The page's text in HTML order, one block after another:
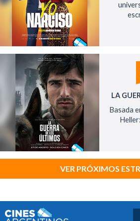
LA
Basada
VER PRÓXIMOS